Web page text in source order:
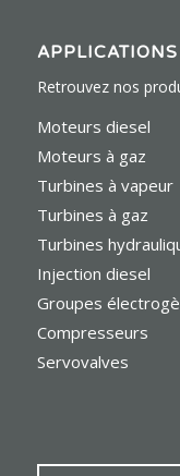
APPLICATIONS
Retrouvez nos
Moteurs diesel
Moteurs à gaz
Turbines à vapeur
Turbines à gaz
Turbines
Injection diesel
Groupes
Compresseurs
Servovalves